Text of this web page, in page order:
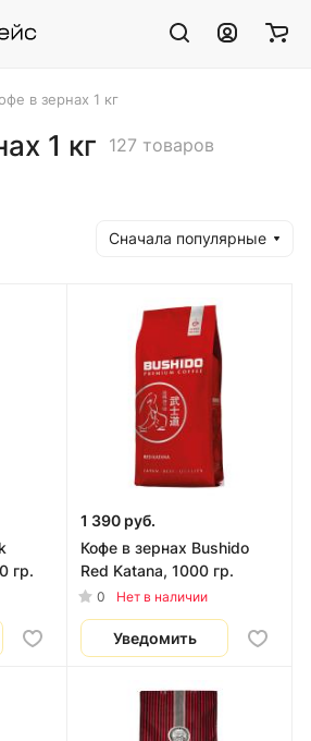
в зернах 1 кг
1 кг 127 товаров
Сначала популярные
гр.
1 390 руб.
Кофе в зернах Bushido
Red Katana, 1000 гр.
0 Нет в наличии
Уведомить